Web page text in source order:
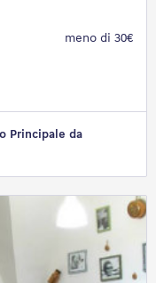
meno di 30€
Principale da